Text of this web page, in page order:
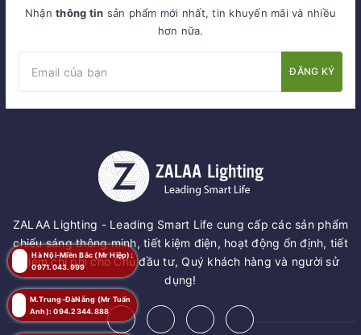
Nhậnthông tin sản phẩm mới nhất, tin khuyến mãi và nhiều
hơn nữa.
ĐĂNG KÝ
ZALAA Lighting - Leading Smart Life cung cấp các sản phẩm
chiếu sáng thông minh, tiết kiệm điện, hoạt động ổn định, tiết
kiệm chi phí cho Chủ đầu tư, Quý khách hàng và người sử
dụng!
Hà Nội-Miền Bắc (Mr Hiệp):
0971.043.999
M.Trung-ĐàNẵng (Mr Tuấn
Anh): 094.2344.888